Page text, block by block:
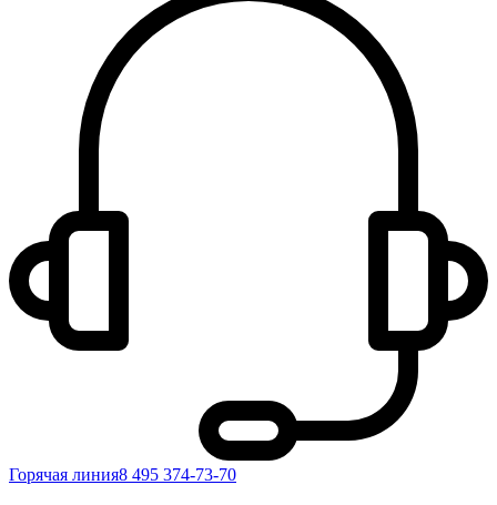
Горячая линия8 495 374-73-70